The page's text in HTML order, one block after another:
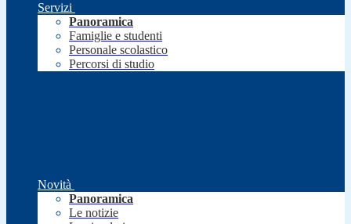
Servizi
Panoramica
Famiglie e studenti
Personale scolastico
Percorsi di studio
Novità
Panoramica
Le notizie